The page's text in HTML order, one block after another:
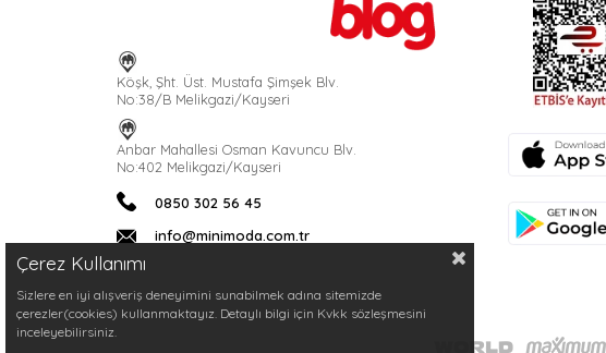
Köşk, Şht. Üst. Mustafa Şimşek Blv.
No:38/B Melikgazi/Kayseri
Anbar Mahallesi Osman Kavuncu Blv.
No:402 Melikgazi/Kayseri
0850 302 56 45
info@minimoda.com.tr
Çerez Kullanımı
Sizlere en iyi alışveriş deneyimini sunabilmek adına sitemizde
çerezler(cookies) kullanmaktayız. Detaylı bilgi için Kvkk sözleşmesini
inceleyebilirsiniz.